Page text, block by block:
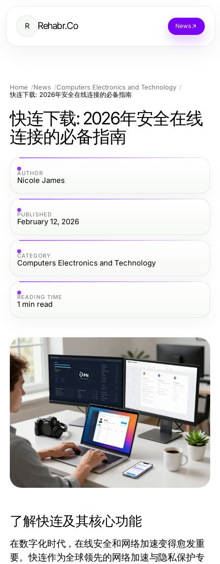
R Rehabr.Co News
Home News
Computers Electronics and Technology
快连下载: 2026年安全在线连接的必备指南
快连下载: 2026年安全在线
连接的必备指南
AUTHOR
Nicole James
PUBLISHED
February 12, 2026
CATEGORY
Computers Electronics and Technology
READING TIME
1 min read
了解快连及其核心功能
在数字化时代，在线安全和网络加速变得愈发重
要。快连作为全球领先的网络加速与隐私保护专